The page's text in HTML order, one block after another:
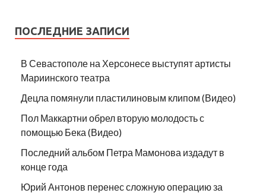
ПОСЛЕДНИЕ ЗАПИСИ
В Севастополе на Херсонесе выступят артисты
Мариинского театра
Децла помянули пластилиновым клипом (Видео)
Пол Маккартни обрел вторую молодость с
помощью Бека (Видео)
Последний альбом Петра Мамонова издадут в
конце года
Юрий Антонов перенес сложную операцию за